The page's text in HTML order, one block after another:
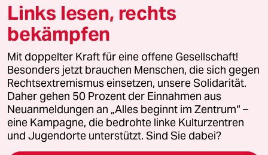
© 2026 taz Verlags und Vertriebs GmbH
Alle Rechte vorbehalten. Bei rechtlichen Fragen oder für Genehmigungen
wenden Sie sich bitte an lizenzen@taz.de
Feedback Redaktionsstatut Kommune-Richtlinien
Leitlinie Informant Datenschutz Impressum AGB
Links lesen, rechts
bekämpfen
Mit doppelter Kraft für eine offene Gesellschaft!
Besonders jetzt brauchen Menschen, die sich gegen
Rechtsextremismus einsetzen, unsere Solidarität.
Daher gehen 50 Prozent der Einnahmen aus
Neuanmeldungen an „Alles beginnt im Zentrum“ –
eine Kampagne, die bedrohte linke Kulturzentren
und Jugendorte unterstützt. Sind Sie dabei?